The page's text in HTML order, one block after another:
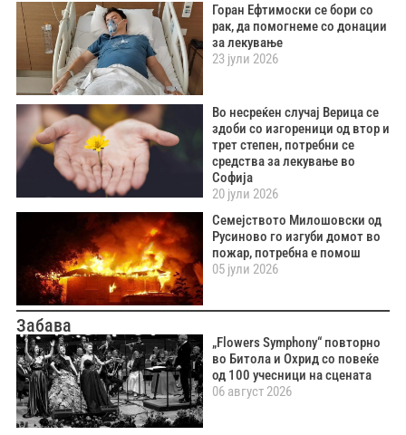
Горан Ефтимоски се бори со
рак, да помогнеме со донации
за лекување
23 јули 2026
Во несреќен случај Верица се
здоби со изгореници од втор и
трет степен, потребни се
средства за лекување во
Софија
20 јули 2026
Семејството Милошовски од
Русиново го изгуби домот во
пожар, потребна е помош
05 јули 2026
Забава
„Flowers Symphony“ повторно
во Битола и Охрид со повеќе
од 100 учесници на сцената
06 август 2026